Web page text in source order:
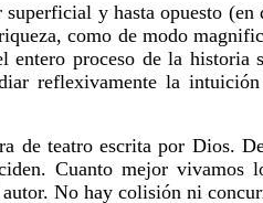
y hasta opuesto
como de modo
proceso de la
reflexivamente la
de teatro escrita por Dios.
Cuanto mejor vivamos
No hay colisión ni